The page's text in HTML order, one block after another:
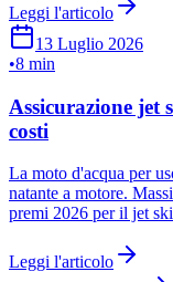
Leggi l'articolo
13 Luglio 2026
•8 min
Assicurazione jet
costi
La moto d'acqua per
natante a motore.
premi 2026 per il jet
Leggi l'articolo